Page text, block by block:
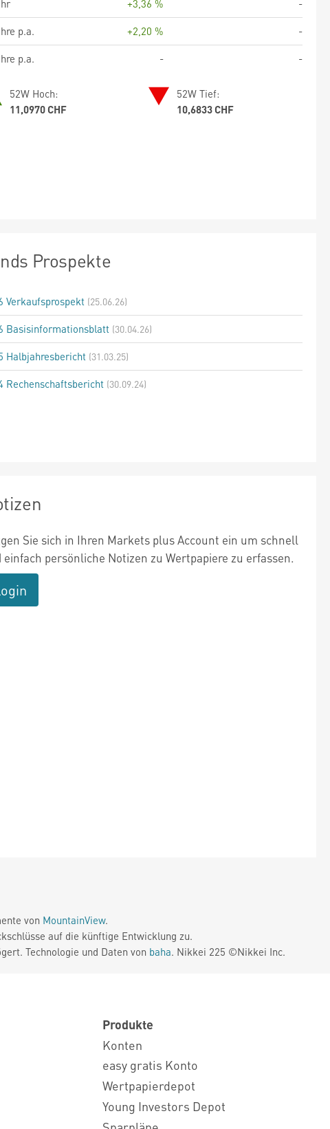
+3,36 %
-
p.a.
+2,20 %
-
p.a.
- -
52W Hoch:
11,0970 CHF
52W Tief:
10,6833 CHF
Prospekte
Verkaufsprospekt (25.06.26)
Basisinformationsblatt (30.04.26)
Halbjahresbericht (31.03.25)
Rechenschaftsbericht (30.09.24)
Sie sich in Ihren Markets plus Account ein um schnell
einfach persönliche Notizen zu Wertpapiere zu erfassen.
von MountainView.
auf die künftige Entwicklung zu.
Technologie und Daten von baha. Nikkei 225 ©Nikkei Inc.
Produkte
Konten
easy gratis Konto
Wertpapierdepot
Young Investors Depot